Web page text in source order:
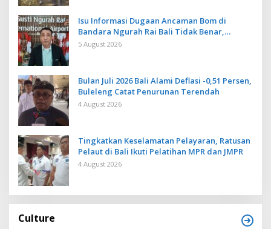
Isu Informasi Dugaan Ancaman Bom di
Bandara Ngurah Rai Bali Tidak Benar,
Operasional Penerbangan Lancar
5 August 2026
Bulan Juli 2026 Bali Alami Deflasi -0,51 Persen,
Buleleng Catat Penurunan Terendah
4 August 2026
Tingkatkan Keselamatan Pelayaran, Ratusan
Pelaut di Bali Ikuti Pelatihan MPR dan JMPR
4 August 2026
Culture